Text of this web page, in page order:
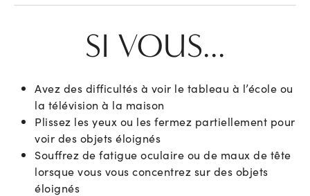
SI VOUS...
Avez des difficultés à voir le tableau à l’école ou
la télévision à la maison
Plissez les yeux ou les fermez partiellement pour
voir des objets éloignés
Souffrez de fatigue oculaire ou de maux de tête
lorsque vous vous concentrez sur des objets
éloignés